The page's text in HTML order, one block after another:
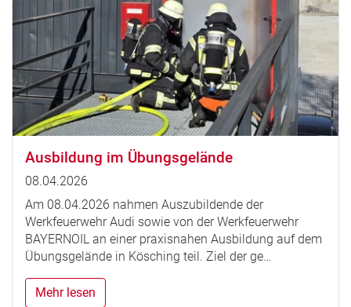
Ausbildung im Übungsgelände
08.04.2026
Am 08.04.2026 nahmen Auszubildende der
Werkfeuerwehr Audi sowie von der Werkfeuerwehr
BAYERNOIL an einer praxisnahen Ausbildung auf dem
Übungsgelände in Kösching teil. Ziel der ge…
Mehr lesen